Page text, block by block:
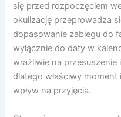
się przed rozpoczęciem
okulizację przeprowadza
dopasowanie zabiegu do
wyłącznie do daty w
wrażliwie na przesuszenie
dlatego właściwy
wpływ na przyjęcia.